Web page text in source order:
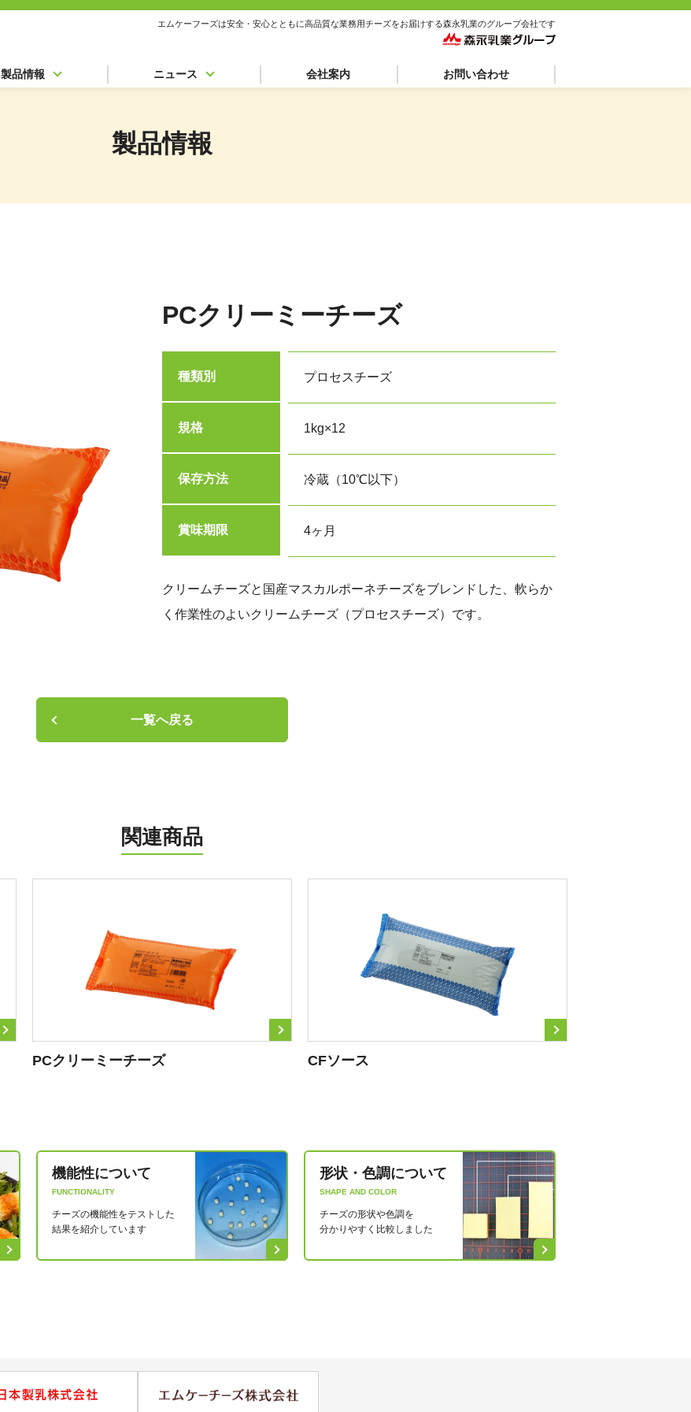
エムケーフーズは安全・安心とともに高品質な業務用チーズをお届けする森永乳業のグループ会社です
製品情報 ニュース 会社案内 お問い合わせ
製品情報
PCクリーミーチーズ
種類別 プロセスチーズ
規格 1kg×12
保存方法 冷蔵（10℃以下）
賞味期限 4ヶ月
クリームチーズと国産マスカルポーネチーズをブレンドした、軟らか
く作業性のよいクリームチーズ（プロセスチーズ）です。
一覧へ戻る
関連商品
PCクリーミーチーズ CFソース
機能性について
FUNCTIONALITY
チーズの機能性をテストした
結果を紹介しています
形状・色調について
SHAPE AND COLOR
チーズの形状や色調を
分かりやすく比較しました